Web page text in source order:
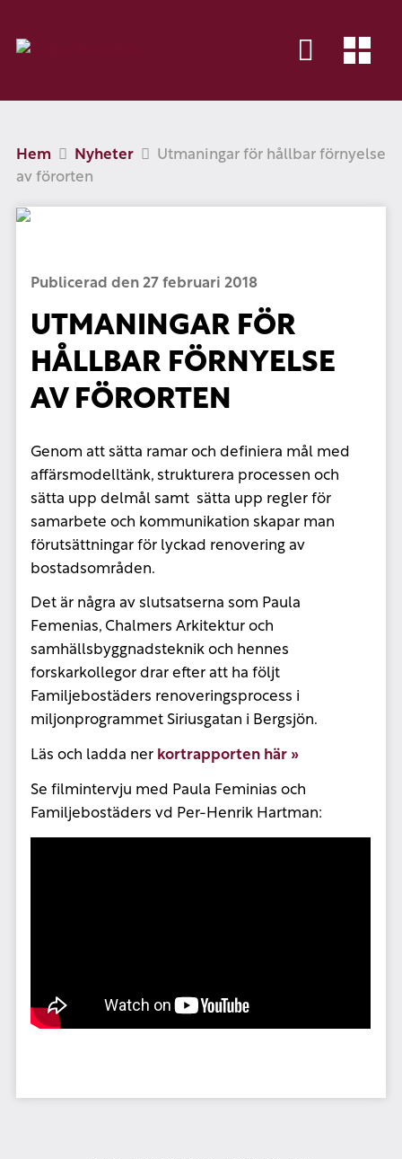
Hem Nyheter
Utmaningar för hållbar förnyelse
av förorten
Publicerad den 27 februari 2018
UTMANINGAR FÖR
HÅLLBAR FÖRNYELSE
AV FÖRORTEN
Genom att sätta ramar och definiera mål med
affärsmodelltänk, strukturera processen och
sätta upp delmål samt sätta upp regler för
samarbete och kommunikation skapar man
förutsättningar för lyckad renovering av
bostadsområden.
Det är några av slutsatserna som Paula
Femenias, Chalmers Arkitektur och
samhällsbyggnadsteknik och hennes
forskarkollegor drar efter att ha följt
Familjebostäders renoveringsprocess i
miljonprogrammet Siriusgatan i Bergsjön.
Läs och ladda ner kortrapporten här »
Se filmintervju med Paula Feminias och
Familjebostäders vd Per-Henrik Hartman: